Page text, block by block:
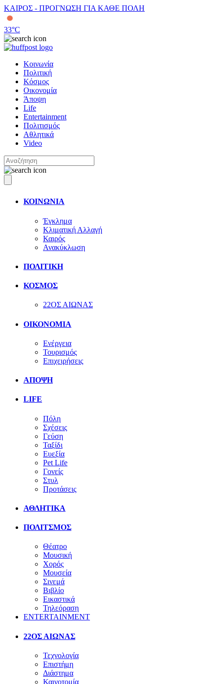
ΚΑΙΡΟΣ - ΠΡΟΓΝΩΣΗ ΓΙΑ ΚΑΘΕ ΠΟΛΗ
33°C
Κοινωνία
Πολιτική
Κόσμος
Οικονομία
Άποψη
Life
Entertainment
Πολιτισμός
Αθλητικά
Video
ΚΟΙΝΩΝΙΑ
Έγκλημα
Κλιματική Αλλαγή
Καιρός
Ανακύκλωση
ΠΟΛΙΤΙΚΗ
ΚΟΣΜΟΣ
22ΟΣ ΑΙΩΝΑΣ
ΟΙΚΟΝΟΜΙΑ
Ενέργεια
Τουρισμός
Επιχειρήσεις
ΑΠΟΨΗ
LIFE
Πόλη
Σχέσεις
Γεύση
Ταξίδι
Ευεξία
Pet Life
Γονείς
Στυλ
Προτάσεις
ΑΘΛΗΤΙΚΑ
ΠΟΛΙΤΣΜΟΣ
Θέατρο
Μουσική
Χορός
Μουσεία
Σινεμά
Βιβλίο
Εικαστικά
Τηλεόραση
ENTERTAINMENT
22ΟΣ ΑΙΩΝΑΣ
Τεχνολογία
Επιστήμη
Διάστημα
Καινοτομία